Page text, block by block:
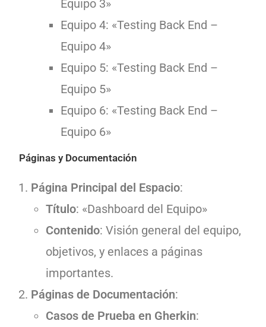
Equipo 3»
Equipo 4: «Testing Back End –
Equipo 4»
Equipo 5: «Testing Back End –
Equipo 5»
Equipo 6: «Testing Back End –
Equipo 6»
Páginas y Documentación
Página Principal del Espacio:
Título: «Dashboard del Equipo»
Contenido: Visión general del equipo,
objetivos, y enlaces a páginas
importantes.
Páginas de Documentación:
Casos de Prueba en Gherkin: